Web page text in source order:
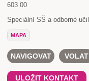
603 00
Speciální SŠ a odborné
MAPA
NAVIGOVAT VOLAT
ULOŽIT KONTAKT